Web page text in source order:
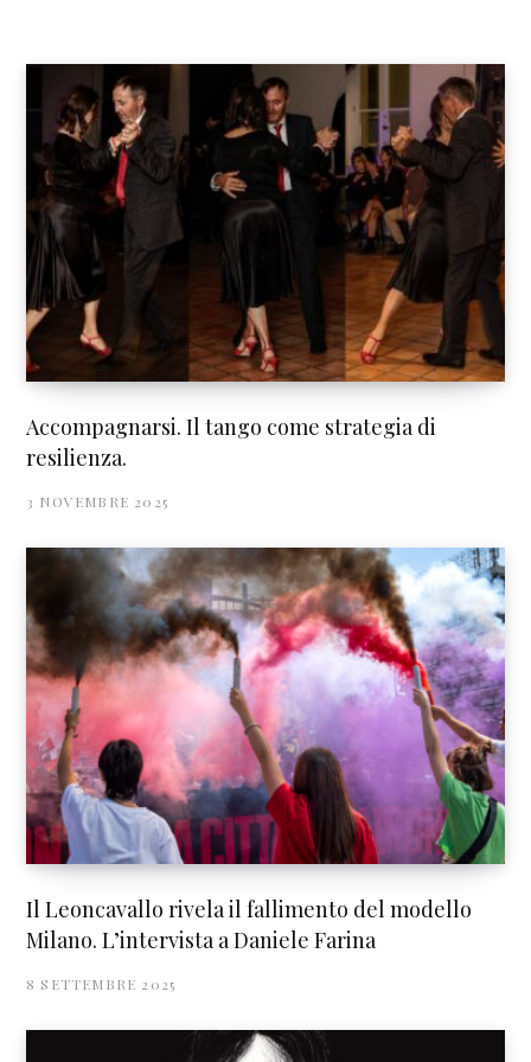
Accompagnarsi. Il tango come strategia di
resilienza.
3 NOVEMBRE 2025
Il Leoncavallo rivela il fallimento del modello
Milano. L’intervista a Daniele Farina
8 SETTEMBRE 2025